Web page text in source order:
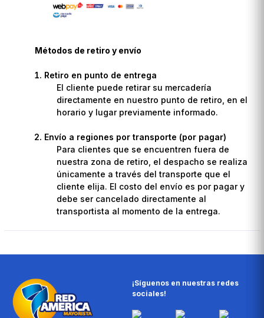
Métodos de retiro y envío
Retiro en punto de entrega
El cliente puede retirar su mercadería
directamente en nuestro punto de retiro, en el
horario y lugar previamente informado.
Envío a regiones por transporte (por pagar)
Para clientes que se encuentren fuera de
nuestra zona de retiro, el despacho se realiza
únicamente a través del transporte que el
cliente elija. El costo del envío es por pagar y
debe ser cancelado directamente al
transportista al momento de la entrega.
¡Síguenos en nuestras redes
sociales!